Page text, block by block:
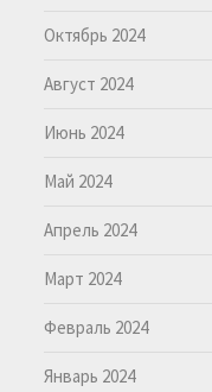
Октябрь 2024
Август 2024
Июнь 2024
Май 2024
Апрель 2024
Март 2024
Февраль 2024
Январь 2024